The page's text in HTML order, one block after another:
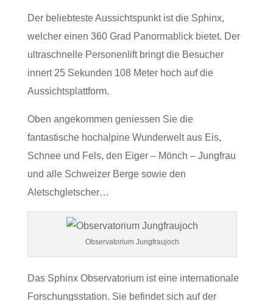
Der beliebteste Aussichtspunkt ist die Sphinx,
welcher einen 360 Grad Panormablick bietet. Der
ultraschnelle Personenlift bringt die Besucher
innert 25 Sekunden 108 Meter hoch auf die
Aussichtsplattform.
Oben angekommen geniessen Sie die
fantastische hochalpine Wunderwelt aus Eis,
Schnee und Fels, den Eiger – Mönch – Jungfrau
und alle Schweizer Berge sowie den
Aletschgletscher…
Observatorium Jungfraujoch
Das Sphinx Observatorium ist eine internationale
Forschungsstation. Sie befindet sich auf der